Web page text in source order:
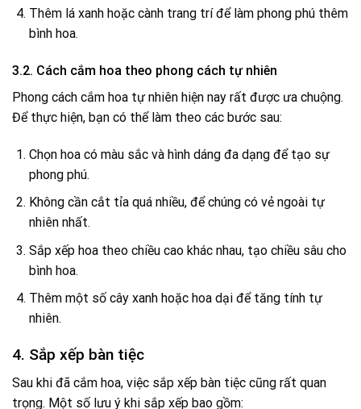
Thêm lá xanh hoặc cành trang trí để làm phong phú thêm
bình hoa.
3.2. Cách cắm hoa theo phong cách tự nhiên
Phong cách cắm hoa tự nhiên hiện nay rất được ưa chuộng.
Để thực hiện, bạn có thể làm theo các bước sau:
Chọn hoa có màu sắc và hình dáng đa dạng để tạo sự
phong phú.
Không cần cắt tỉa quá nhiều, để chúng có vẻ ngoài tự
nhiên nhất.
Sắp xếp hoa theo chiều cao khác nhau, tạo chiều sâu cho
bình hoa.
Thêm một số cây xanh hoặc hoa dại để tăng tính tự
nhiên.
4. Sắp xếp bàn tiệc
Sau khi đã cắm hoa, việc sắp xếp bàn tiệc cũng rất quan
trọng. Một số lưu ý khi sắp xếp bao gồm: